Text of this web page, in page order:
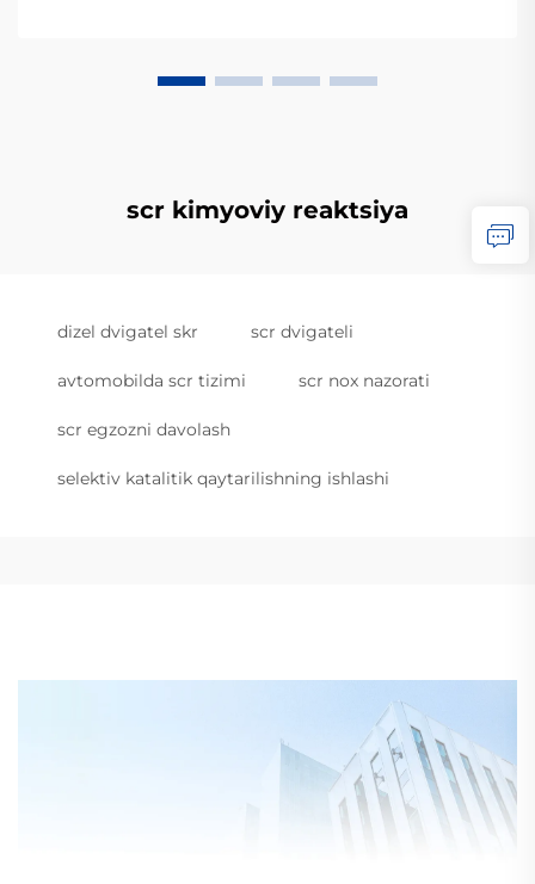
scr kimyoviy reaktsiya
dizel dvigatel skr scr dvigateli
avtomobilda scr tizimi scr nox nazorati
scr egzozni davolash
selektiv katalitik qaytarilishning ishlashi